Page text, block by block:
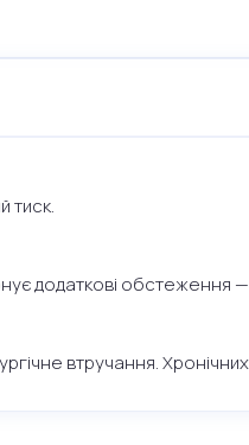
тиск.
додаткові
втручання. Хронічних